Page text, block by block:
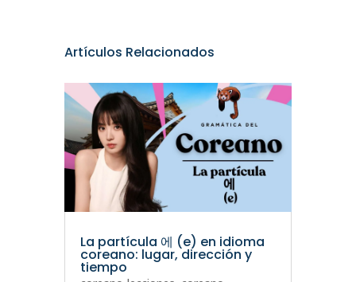
Artículos Relacionados
La partícula 에 (e) en idioma
coreano: lugar, dirección y
tiempo